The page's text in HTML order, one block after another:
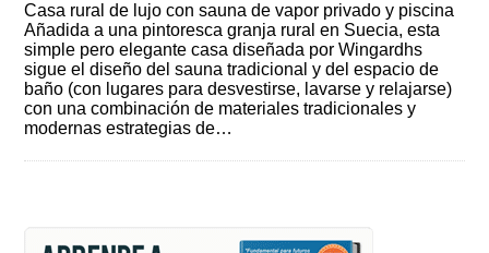
Casa rural de lujo con sauna de vapor privado y piscina
Añadida a una pintoresca granja rural en Suecia, esta
simple pero elegante casa diseñada por Wingardhs
sigue el diseño del sauna tradicional y del espacio de
baño (con lugares para desvestirse, lavarse y relajarse)
con una combinación de materiales tradicionales y
modernas estrategias de…